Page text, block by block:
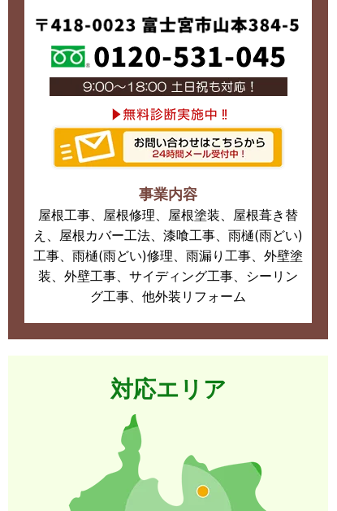
事業内容
屋根工事、屋根修理、屋根塗装、屋根葺き替
え、屋根カバー工法、漆喰工事、雨樋(雨どい)
工事、雨樋(雨どい)修理、雨漏り工事、外壁塗
装、外壁工事、サイディング工事、シーリン
グ工事、他外装リフォーム
対応エリア